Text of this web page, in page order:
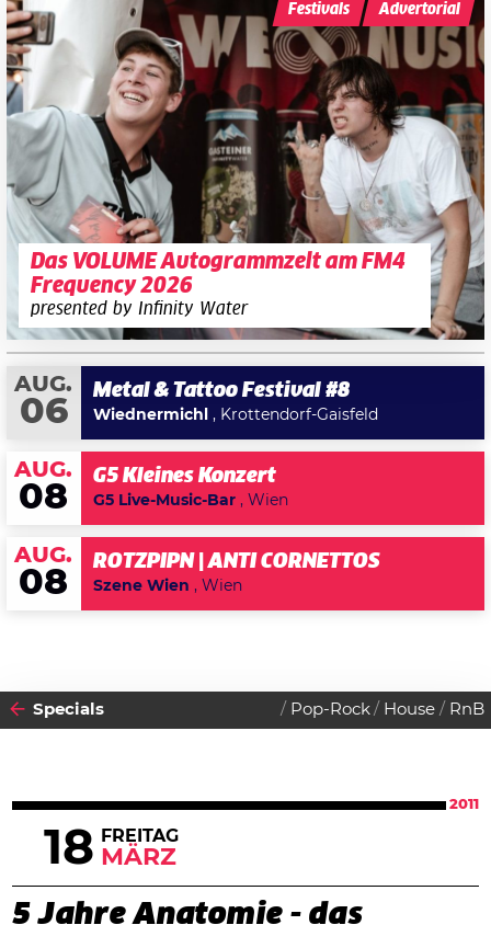
Das VOLUME Autogrammzelt am FM4
Frequency 2026
presented by Infinity Water
Festivals Advertorial
AUG.
06
Metal & Tattoo Festival #8
Wiednermichl , Krottendorf-Gaisfeld
AUG.
08
G5 Kleines Konzert
G5 Live-Music-Bar , Wien
AUG.
08
ROTZPIPN | ANTI CORNETTOS
Szene Wien , Wien
Specials Pop-Rock House RnB
2011
18 FREITAG
MÄRZ
5 Jahre Anatomie - das